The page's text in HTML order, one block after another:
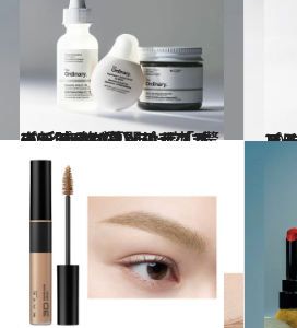
2024.12.12
プチプラコスメ・ザ・ベスト2024【1】プチプラの新時代が幕開け！「オーディナリー」の “効き”と価格のバランスに驚き
ビューティ＆ヘルス プチプラコスメ・
ビ